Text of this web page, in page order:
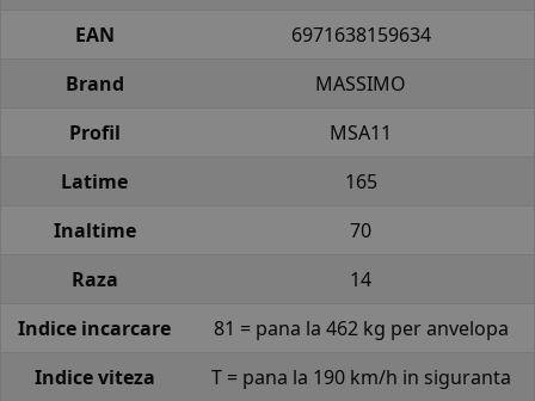
EAN
6971638159634
Brand
MASSIMO
Profil
MSA11
Latime
165
Inaltime
70
Raza
14
Indice incarcare
81 = pana la 462 kg per anvelopa
Indice viteza
T = pana la 190 km/h in siguranta